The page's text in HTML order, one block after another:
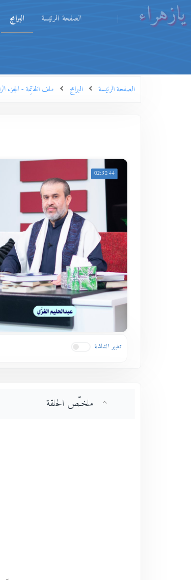
الصفحة الرئيسة البرامج يازهراء
الصفحة الرئيسة البرامج ملف الخاتِمة - الجزء
02:30:44
تغيير الشاشة
ملخـّص الحلقة